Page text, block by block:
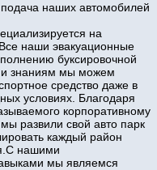
наших автомобилей
на
наши эвакуационные
буксировочной
и знаниям мы можем
средство даже в
условиях. Благодаря
корпоративному
развили свой авто парк
каждый район
нашими
мы являемся